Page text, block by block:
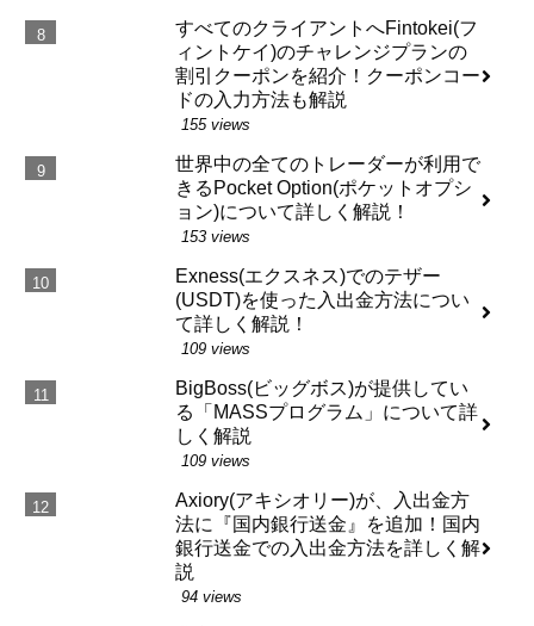
すべてのクライアントへFintokei(フ
ィントケイ)のチャレンジプランの
割引クーポンを紹介！クーポンコー
ドの入力方法も解説
155 views
世界中の全てのトレーダーが利用で
きるPocket Option(ポケットオプシ
ョン)について詳しく解説！
153 views
Exness(エクスネス)でのテザー
(USDT)を使った入出金方法につい
て詳しく解説！
109 views
BigBoss(ビッグボス)が提供してい
る「MASSプログラム」について詳
しく解説
109 views
Axiory(アキシオリー)が、入出金方
法に『国内銀行送金』を追加！国内
銀行送金での入出金方法を詳しく解
説
94 views